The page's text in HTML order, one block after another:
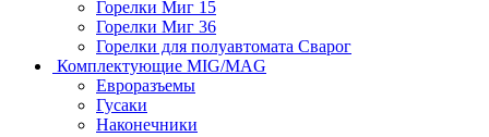
Горелки Миг 15
Горелки Миг 36
Горелки для полуавтомата Сварог
Комплектующие MIG/MAG
Евроразъемы
Гусаки
Наконечники